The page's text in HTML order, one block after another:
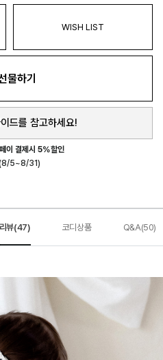
WISH LIST
물하기
드를 참고하세요!
이 결제시 5%할인
(8/5~8/31)
리뷰(47) 코디상품 Q&A(50)